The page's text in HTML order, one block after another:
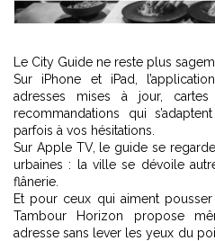
Le City Guide ne reste plus
Sur iPhone et iPad,
adresses mises à jour, cartes
recommandations qui
parfois à vos hésitations.
Sur Apple TV, le guide se
urbaines : la ville se dévoile
flânerie.
Et pour ceux qui aiment pousser
Tambour Horizon propose
adresse sans lever les yeux du